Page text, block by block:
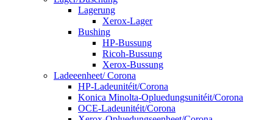
Lagerung
Xerox-Lager
Bushing
HP-Bussung
Ricoh-Bussung
Xerox-Bussung
Ladeeenheet/ Corona
HP-Ladeunitéit/Corona
Konica Minolta-Opluedungsunitéit/Corona
OCE-Ladeunitéit/Corona